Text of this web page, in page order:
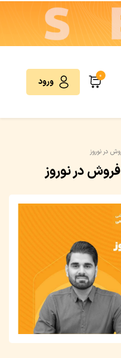
0
ورود
در نوروز
در نوروز